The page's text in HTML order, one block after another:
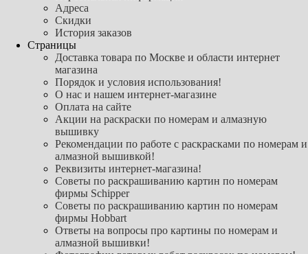
Адреса
Скидки
История заказов
Страницы
Доставка товара по Москве и области интернет
магазина
Порядок и условия использования!
О нас и нашем интернет-магазине
Оплата на сайте
Акции на раскраски по номерам и алмазную
вышивку
Рекомендации по работе с раскрасками по номерам и
алмазной вышивкой!
Реквизиты интернет-магазина!
Советы по раскрашиванию картин по номерам
фирмы Schipper
Советы по раскрашиванию картин по номерам
фирмы Hobbart
Ответы на вопросы про картины по номерам и
алмазной вышивки!